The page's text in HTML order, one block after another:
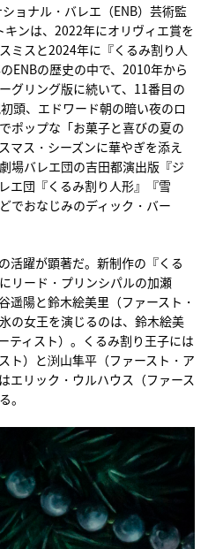
ョナル・バレエ（ENB）芸術監
ンは、2022年にオリヴィエ賞を
ミスと2024年に『くるみ割り人
ENBの歴史の中で、2010年から
グリング版に続いて、11番目の
頭、エドワード朝の暗い夜のロ
ポップな「お菓子と喜びの夏の
マス・シーズンに華やぎを添え
場バレエ団の吉田都演出版『ジ
エ団『くるみ割り人形』『雪
でおなじみのディック・バー
活躍が顕著だ。新制作の『くる
リード・プリンシパルの加瀬
遥陽と鈴木絵美里（ファースト・
の女王を演じるのは、鈴木絵美
ティスト）。くるみ割り王子には
ト）と渕山隼平（ファースト・ア
エリック・ウルハウス（ファース
。